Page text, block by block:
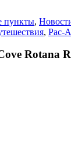
пункты,
, Рас-
Rotana